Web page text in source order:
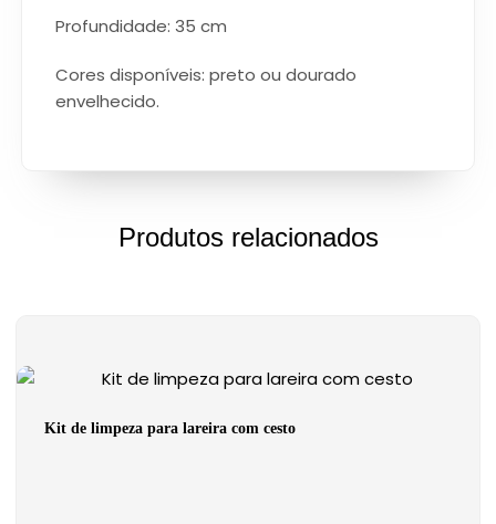
Profundidade: 35 cm
Cores disponíveis: preto ou dourado
envelhecido.
Produtos relacionados
Kit de limpeza para lareira com cesto